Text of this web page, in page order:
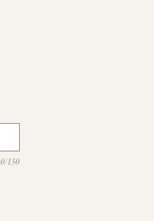
0/150